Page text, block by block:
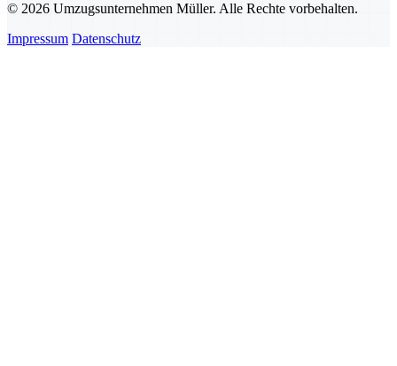
© 2026 Umzugsunternehmen Müller. Alle Rechte vorbehalten.
Impressum Datenschutz